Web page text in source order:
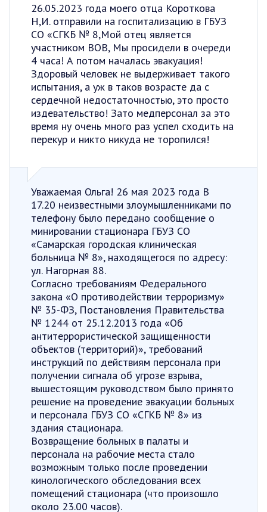
26.05.2023 года моего отца Короткова
Н,И. отправили на госпитализацию в ГБУЗ
СО «СГКБ № 8,Мой отец является
участником ВОВ, Мы просидели в очереди
4 часа! А потом началась эвакуация!
Здоровый человек не выдерживает такого
испытания, а уж в таков возрасте да с
сердечной недостаточностью, это просто
издевательство! Зато медперсонал за это
время ну очень много раз успел сходить на
перекур и никто никуда не торопился!
Уважаемая Ольга! 26 мая 2023 года В
17.20 неизвестными злоумышленниками по
телефону было передано сообщение о
минировании стационара ГБУЗ СО
«Самарская городская клиническая
больница № 8», находящегося по адресу:
ул. Нагорная 88.
Согласно требованиям Федерального
закона «О противодействии терроризму»
№ 35-ФЗ, Постановления Правительства
№ 1244 от 25.12.2013 года «Об
антитеррористической защищенности
объектов (территорий)», требований
инструкций по действиям персонала при
получении сигнала об угрозе взрыва,
вышестоящим руководством было принято
решение на проведение эвакуации больных
и персонала ГБУЗ СО «СГКБ № 8» из
здания стационара.
Возвращение больных в палаты и
персонала на рабочие места стало
возможным только после проведении
кинологического обследования всех
помещений стационара (что произошло
около 23.00 часов).